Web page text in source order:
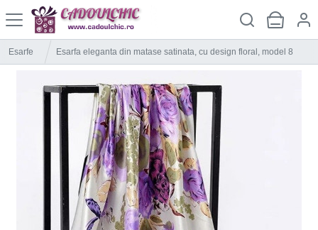
Esarfe Esarfa eleganta din matase satinata, cu design floral, model 8